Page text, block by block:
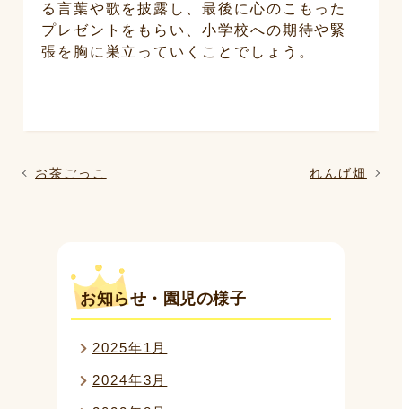
る言葉や歌を披露し、最後に心のこもった
プレゼントをもらい、小学校への期待や緊
張を胸に巣立っていくことでしょう。
過
お茶ごっこ
次
れんげ畑
お知らせ・園児の様子
2025年1月
2024年3月